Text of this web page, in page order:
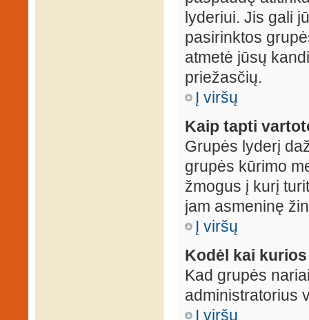
lyderiui. Jis gali
pasirinktos
atmetė jūsų
priežasčių.
Į viršų
Kaip tapti
Grupės lyderį
grupės kūrimo
žmogus į kurį
jam asmeninę
Į viršų
Kodėl kai
Kad grupės
administratorius
Į viršų